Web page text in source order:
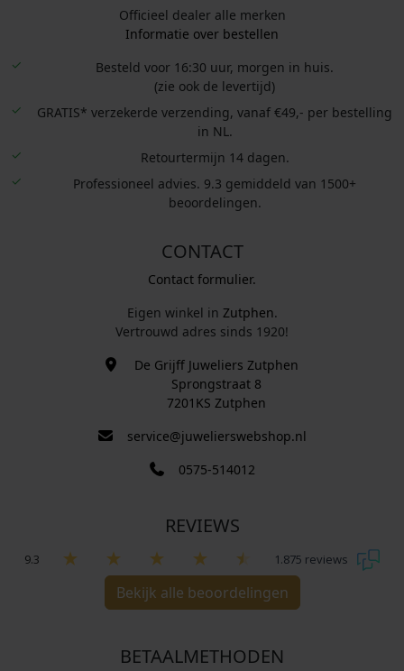
Officieel dealer alle merken
Informatie over bestellen
Besteld voor 16:30 uur, morgen in huis.
(zie ook de levertijd)
GRATIS* verzekerde verzending, vanaf €49,- per bestelling
in NL.
Retourtermijn 14 dagen.
Professioneel advies. 9.3 gemiddeld van 1500+
beoordelingen.
CONTACT
Contact formulier.
Eigen winkel in Zutphen.
Vertrouwd adres sinds 1920!
De Grijff Juweliers Zutphen
Sprongstraat 8
7201KS Zutphen
service@juwelierswebshop.nl
0575-514012
REVIEWS
9.3 1.875 reviews
Bekijk alle beoordelingen
BETAALMETHODEN